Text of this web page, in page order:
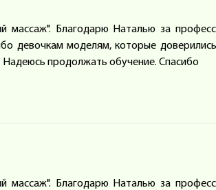
массаж". Благодарю Наталью за
девочкам моделям, которые
продолжать обучение. Спасибо
массаж". Благодарю Наталью за